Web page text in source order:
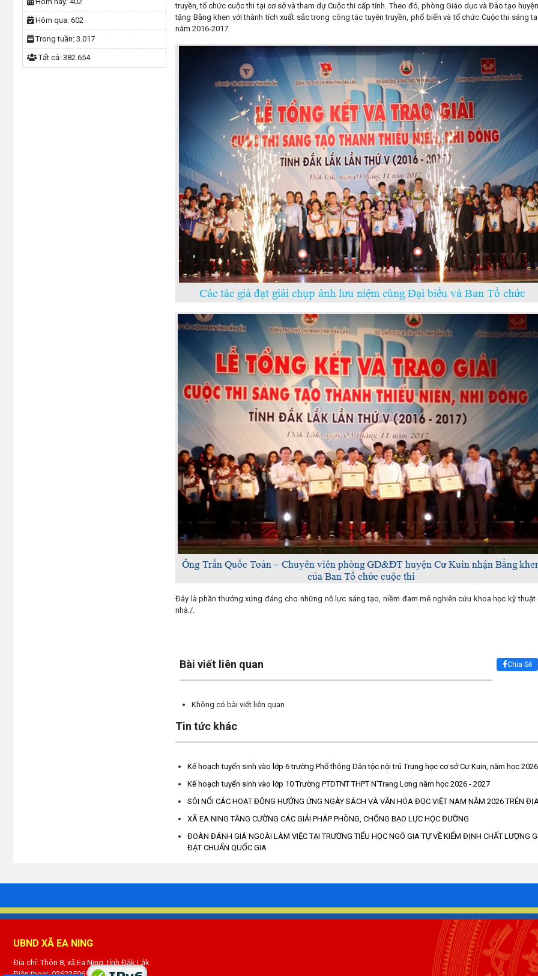
Hôm qua: 602
Trong tuần: 3.017
Tất cả: 382.654
truyền, tổ chức cuộc thi tại cơ sở và tham dự Cuộc thi cấp tỉnh. Theo đó, phòng Giáo dục và Đào tạo
tặng Bằng khen với thành tích xuất sắc trong công tác tuyên truyền, phổ biến và tổ chức Cuộc thi sáng
năm 2016-2017.
Đây là phần thưởng xứng đáng cho những nỗ lực sáng tạo, niềm đam mê nghiên cứu khoa học kỹ thuật
nhà./.
Chia Sẻ
Bài viết liên quan
Không có bài viết liên quan
Tin tức khác
Kế hoạch tuyển sinh vào lớp 6 trường Phổ thông Dân tộc nội trú Trung học cơ sở Cư Kuin, năm học
Kế hoạch tuyển sinh vào lớp 10 Trường PTDTNT THPT N’Trang Lơng năm học 2026 - 2027
SÔI NỔI CÁC HOẠT ĐỘNG HƯỞNG ỨNG NGÀY SÁCH VÀ VĂN HÓA ĐỌC VIỆT NAM NĂM 2026 TRÊN
XÃ EA NING TĂNG CƯỜNG CÁC GIẢI PHÁP PHÒNG, CHỐNG BẠO LỰC HỌC ĐƯỜNG
ĐOÀN ĐÁNH GIÁ NGOÀI LÀM VIỆC TẠI TRƯỜNG TIỂU HỌC NGÔ GIA TỰ VỀ KIỂM ĐỊNH CHẤT LƯỢNG
ĐẠT CHUẨN QUỐC GIA
UBND XÃ EA NING
Địa chỉ: Thôn 8, xã Ea Ning, tỉnh Đắk Lắk.
Điện thoại: 02623506990